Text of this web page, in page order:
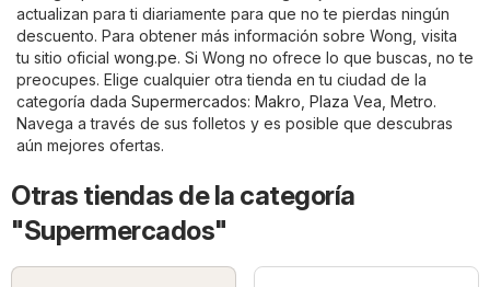
actualizan para ti diariamente para que no te pierdas ningún
descuento. Para obtener más información sobre Wong, visita
tu sitio oficial wong.pe. Si Wong no ofrece lo que buscas, no te
preocupes. Elige cualquier otra tienda en tu ciudad de la
categoría dada Supermercados: Makro Plaza Vea Metro.
Navega a través de sus folletos y es posible que descubras
aún mejores ofertas.
Otras tiendas de la categoría
"Supermercados"